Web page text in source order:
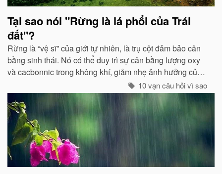
Tại sao nói "Rừng là lá phổi của Trái
đất"?
Rừng là “vệ sĩ” của giới tự nhiên, là trụ cột đảm bảo cân
bằng sinh thái. Nó có thể duy trì sự cân bằng lượng oxy
và cacbonnic trong không khí, giảm nhẹ ảnh hưởng của
các chất thải, khí độc gây nên ô nhiễm, làm trong sạch
môi trường...
10 vạn câu hỏi vì sao